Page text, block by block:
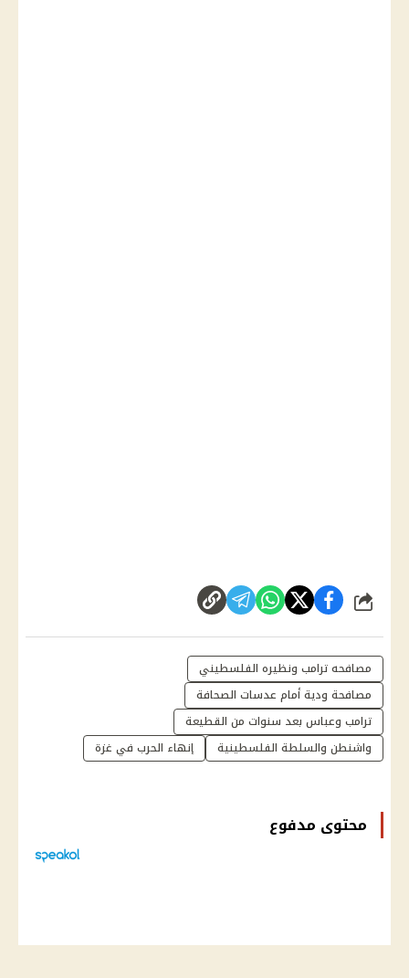
شارك
مصافحه ترامب ونظيره الفلسطيني
مصافحة ودية أمام عدسات الصحافة
ترامب وعباس بعد سنوات من القطيعة
واشنطن والسلطة الفلسطينية
إنهاء الحرب في غزة
محتوى مدفوع